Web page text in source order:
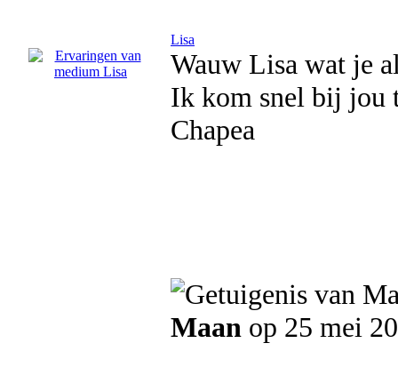
Lisa
Wauw Lisa wat je
Ik kom snel bij jou
Chapea
Maan op 25 mei